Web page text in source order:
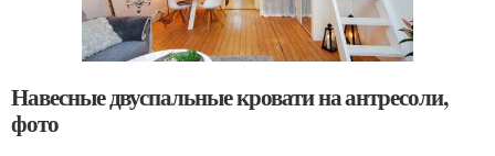
Навесные двуспальные кровати на антресоли,
фото